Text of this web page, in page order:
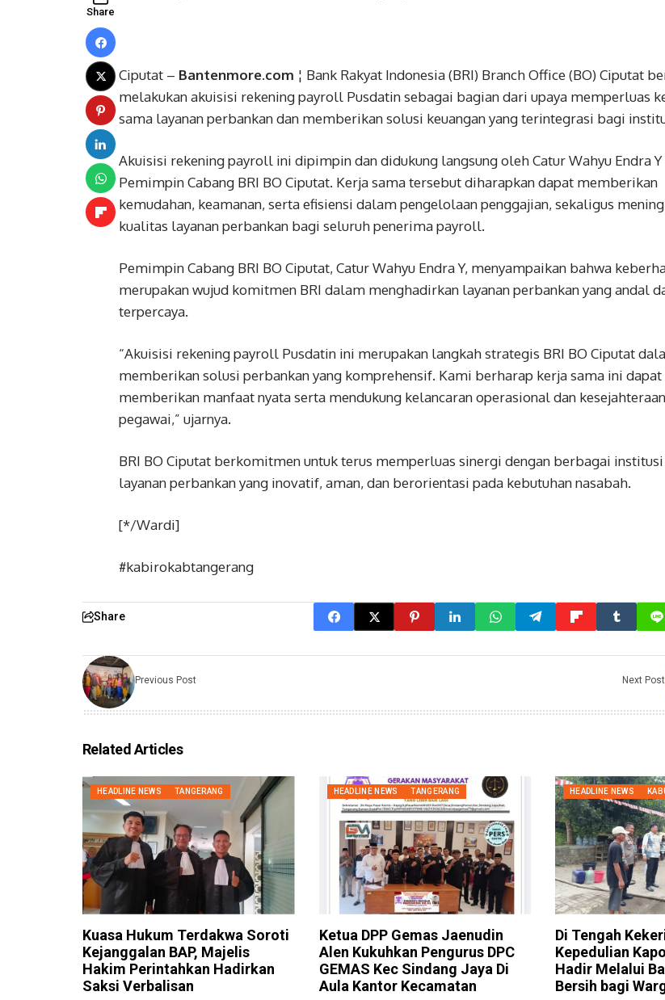
Share
Ciputat – Bantenmore.com ¦ Bank Rakyat Indonesia (BRI) Branch Office (BO) Ciputat
melakukan akuisisi rekening payroll Pusdatin sebagai bagian dari upaya memperluas
sama layanan perbankan dan memberikan solusi keuangan yang terintegrasi bagi
Akuisisi rekening payroll ini dipimpin dan didukung langsung oleh Catur Wahyu Endra Y
Pemimpin Cabang BRI BO Ciputat. Kerja sama tersebut diharapkan dapat memberikan
kemudahan, keamanan, serta efisiensi dalam pengelolaan penggajian, sekaligus
kualitas layanan perbankan bagi seluruh penerima payroll.
Pemimpin Cabang BRI BO Ciputat, Catur Wahyu Endra Y, menyampaikan bahwa
merupakan wujud komitmen BRI dalam menghadirkan layanan perbankan yang andal
terpercaya.
“Akuisisi rekening payroll Pusdatin ini merupakan langkah strategis BRI BO Ciputat
memberikan solusi perbankan yang komprehensif. Kami berharap kerja sama ini dapat
memberikan manfaat nyata serta mendukung kelancaran operasional dan kesejahteraan
pegawai,” ujarnya.
BRI BO Ciputat berkomitmen untuk terus memperluas sinergi dengan berbagai
layanan perbankan yang inovatif, aman, dan berorientasi pada kebutuhan nasabah.
[*/Wardi]
#kabirokabtangerang
Share
Previous Post Next Post
Related Articles
HEADLINE NEWS TANGERANG
Kuasa Hukum Terdakwa Soroti
Kejanggalan BAP, Majelis
Hakim Perintahkan Hadirkan
Saksi Verbalisan
HEADLINE NEWS TANGERANG
Ketua DPP Gemas Jaenudin
Alen Kukuhkan Pengurus DPC
GEMAS Kec Sindang Jaya Di
Aula Kantor Kecamatan
HEADLINE NEWS
Di Tengah
Kepedulian
Hadir Melalui
Bersih bagi